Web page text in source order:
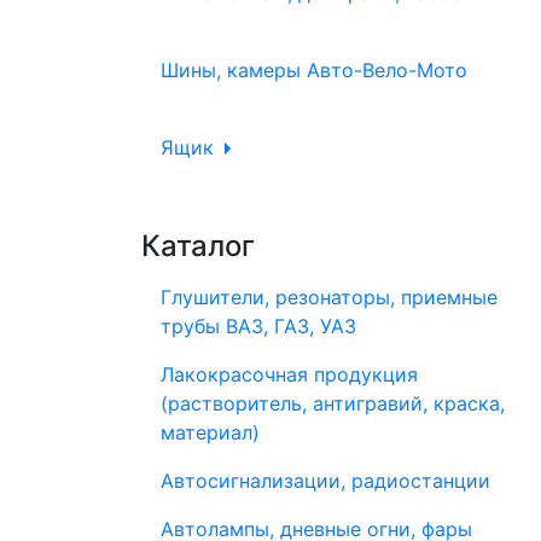
Шины, камеры Авто-Вело-Мото
Ящик
Каталог
Глушители, резонаторы, приемные
трубы ВАЗ, ГАЗ, УАЗ
Лакокрасочная продукция
(растворитель, антигравий, краска,
материал)
Автосигнализации, радиостанции
Автолампы, дневные огни, фары